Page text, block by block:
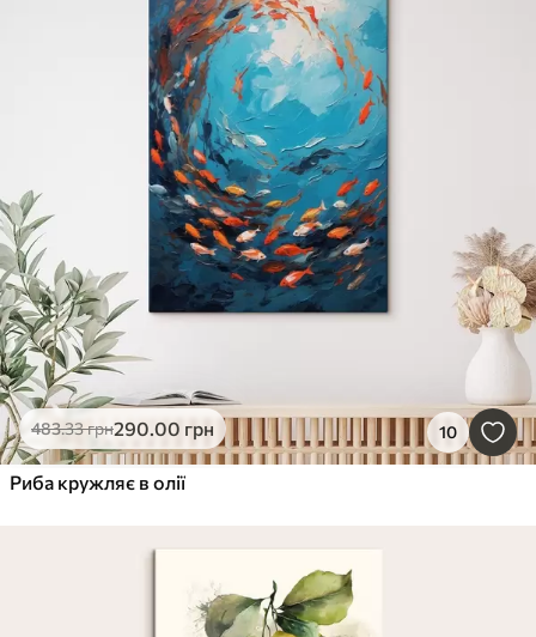
483.33грн290.00 грн 10
Риба кружляє в олії